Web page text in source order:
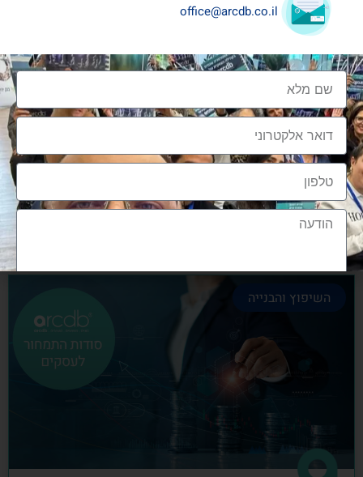
שיתופי פעולה בענף העיצוב והבניה
שיתופי פעולה בענף העיצוב והבניה הם מתכון הכרחי
להצלחה, לנו בארכדיבי יש את הניסיון והיכולת
אלעד גרגיר - מייסד ומנכ"ל arcdb
השיפוץ והבנייה
office@arcdb.co.il
הצטרפות לקהילה